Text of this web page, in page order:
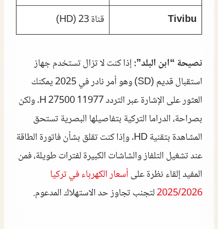
Tivibu
قناة 23 (HD)
نصيحة “ابن البلد”:إذا كنت لا تزال تستخدم جهاز
استقبال قديم (SD) وهو أمر نادر في 2025 يمكنك
العثور على الإشارة عبر التردد 11977 H 27500. ولكن
بصراحة، الدراما التركية بتفاصيلها البصرية تستحق
المشاهدة بتقنية HD. وإذا كنت تقلق بشأن فاتورة الطاقة
عند تشغيل التلفاز والشاشات الكبيرة لفترات طويلة، فمن
المفيد إلقاء نظرة علىأسعار الكهرباء في تركيا
2025/2026لتجنب تجاوز حد الاستهلاك المدعوم.